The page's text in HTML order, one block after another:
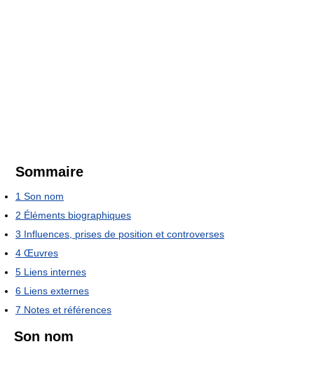
Sommaire
1 Son nom
2 Éléments biographiques
3 Influences, prises de position et controverses
4 Œuvres
5 Liens internes
6 Liens externes
7 Notes et références
Son nom